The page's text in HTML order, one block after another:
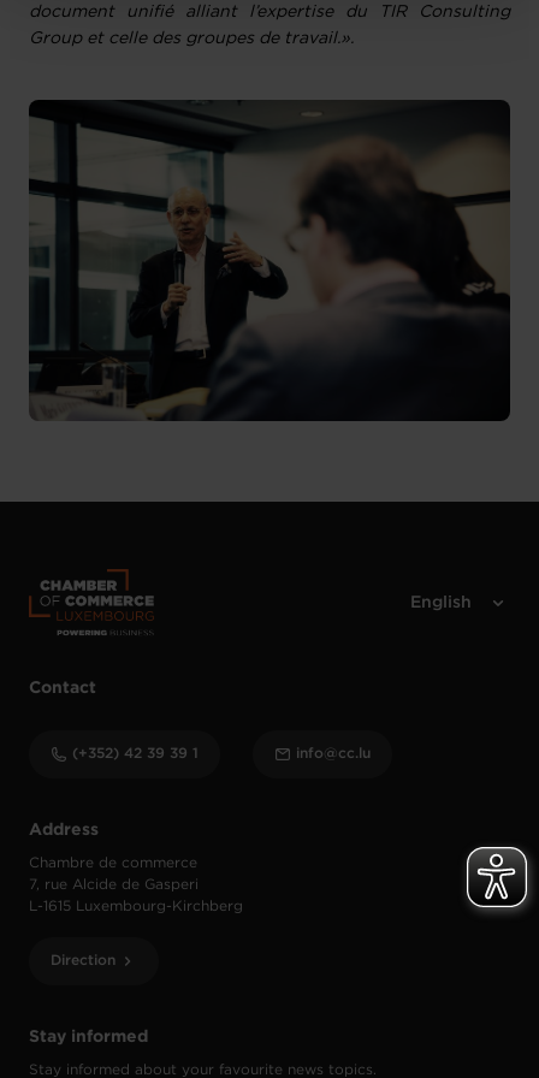
document unifié alliant l’expertise du TIR Consulting
Group et celle des groupes de travail.».
Stay informed
Stay informed about your favourite news topics.
Address
Chambre de commerce
7, rue Alcide de Gasperi
L-1615 Luxembourg-Kirchberg
Direction
Contact
(+352) 42 39 39 1 info@cc.lu